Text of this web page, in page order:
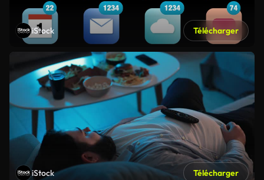
iStock Télécharger
iStock Télécharger